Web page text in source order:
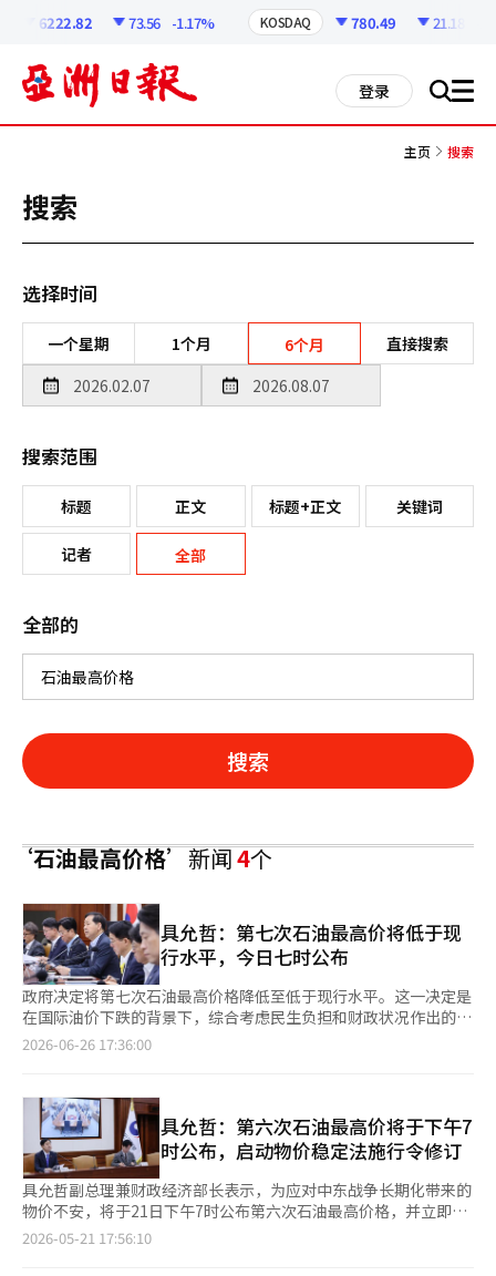
6222.82 73.56 -1.17% KOSDAQ 780.49 21.18
登录 搜 all
主页 搜索
搜索
选择时间
一个星期 1个月 6个月 直接搜索
搜索范围
标题 正文 标题+正文 关键词
记者 全部
全部的
搜索
‘石油最高价格’新闻4个
具允哲：第七次石油最高价将低于现
行水平，今日七时公布
政府决定将第七次石油最高价格降低至低于现行水平。这一决定是
在国际油价下跌的背景下，综合考虑民生负担和财政状况作出的。
具允哲副总理兼财政经济部部长在当天的紧急经济总部会议、经济
财政状况等因素，予以降低，具体内容将在下午七时公布。” 政
府评估中东战争结束后的谅解备忘录(MOU)签署后，外部不确定性
逐渐减缓。国际油价大幅上涨后也出现下跌趋势，国内柴油平均价
格在约两个月后降至每升2000韩元以下。 国内柴油平均价格在上
个月7日曾上涨至每升2006.1韩元，但截至本月25日已降至1998.4
韩元。汽油平均价格在同一天的统计为每升2006.6韩元。 不过，
政府指出中东战争后续谈判过程中的不确定性仍然存在。由于高物
价、高汇率、高利率和就业放缓等民生负担依然持续，因此应急应
2026-06-26 17:36:00
具允哲：第六次石油最高价将于下午7
时公布，启动物价稳定法施行令修订
具允哲副总理兼财政经济部长表示，为应对中东战争长期化带来的
物价不安，将于21日下午7时公布第六次石油最高价格，并立即着
手修订物价稳定法施行令。 具副总理在当天于政府首尔厅召开
2026-05-21 17:56:10